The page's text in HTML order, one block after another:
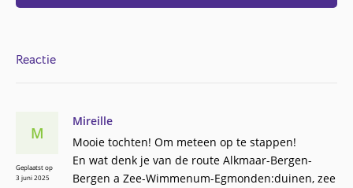
Reactie
Mireille
Mooie tochten! Om meteen op te stappen!
En wat denk je van de route Alkmaar-Bergen-
Bergen a Zee-Wimmenum-Egmonden:duinen, zee
M
Geplaatst op
3 juni 2025